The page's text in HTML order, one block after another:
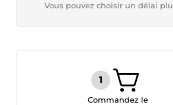
Vous pouvez choisir un délai
Commandez le